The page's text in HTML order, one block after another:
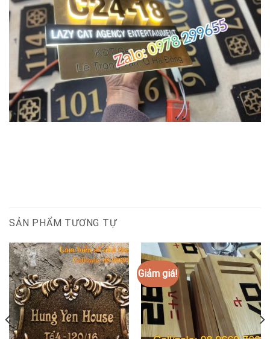
SẢN PHẨM TƯƠNG TỰ
Giảm giá!